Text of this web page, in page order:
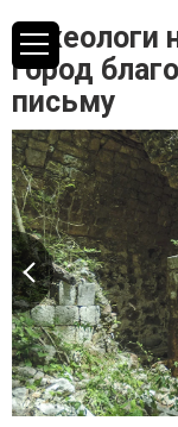
Археологи
город
письму